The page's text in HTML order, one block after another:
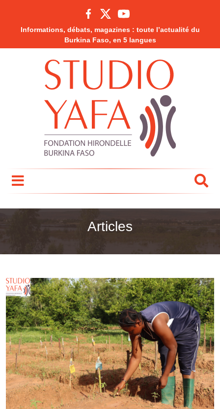
Informations, débats, magazines : toute l’actualité du
Burkina Faso, en 5 langues
Articles